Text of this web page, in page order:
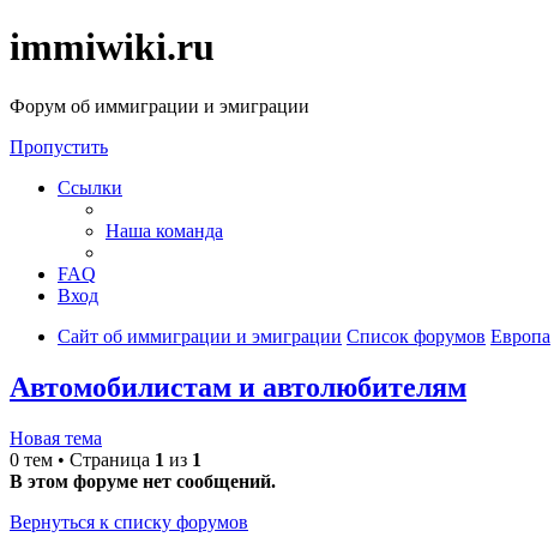
immiwiki.ru
Форум об иммиграции и эмиграции
Пропустить
Ссылки
Наша команда
FAQ
Вход
Сайт об иммиграции и эмиграции Список форумов Европа
Автомобилистам и автолюбителям
Новая тема
0 тем • Страница 1 из 1
В этом форуме нет сообщений.
Вернуться к списку форумов